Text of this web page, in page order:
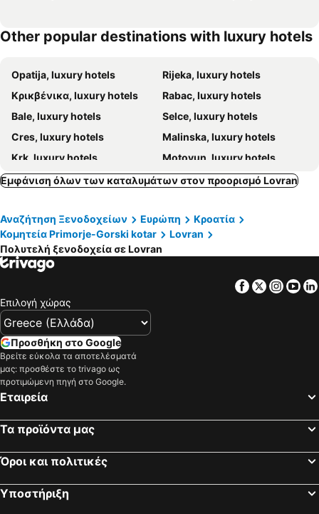
Other popular destinations with luxury hotels
Opatija, luxury hotels
Rijeka, luxury hotels
Κρικβένικα, luxury hotels
Rabac, luxury hotels
Bale, luxury hotels
Selce, luxury hotels
Cres, luxury hotels
Malinska, luxury hotels
Krk, luxury hotels
Motovun, luxury hotels
Dobrinj, luxury hotels
Buje, luxury hotels
Kozina, luxury hotels
Njivice, luxury hotels
Punat, luxury hotels
Νόβι Βινοντόλσκι, luxury hotels
Višnjan, luxury hotels
Ilirska Bistrica, luxury hotels
Tinjan, luxury hotels
Εμφάνιση όλων των καταλυμάτων στον προορισμό Lovran
Αναζήτηση Ξενοδοχείων Ευρώπη
Κροατία
Κομητεία Primorje-Gorski kotar
Lovran
Πολυτελή ξενοδοχεία σε Lovran
Facebook
Twitter
Επιλογή χώρας
Προσθήκη στο Google
Βρείτε εύκολα τα αποτελέσματά
μας: προσθέστε το trivago ως
προτιμώμενη πηγή στο Google.
Εταιρεία
Τα προϊόντα μας
Όροι και πολιτικές
Υποστήριξη